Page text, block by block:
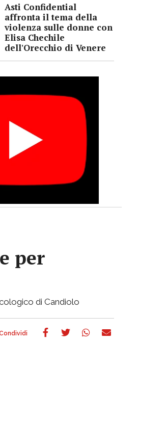
Asti Confidential
affronta il tema della
violenza sulle donne con
Elisa Chechile
dell'Orecchio di Venere
per
di Candiolo